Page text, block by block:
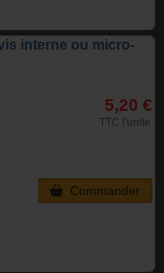
interne ou micro-
5,20 €
TTC l'unite
Commander